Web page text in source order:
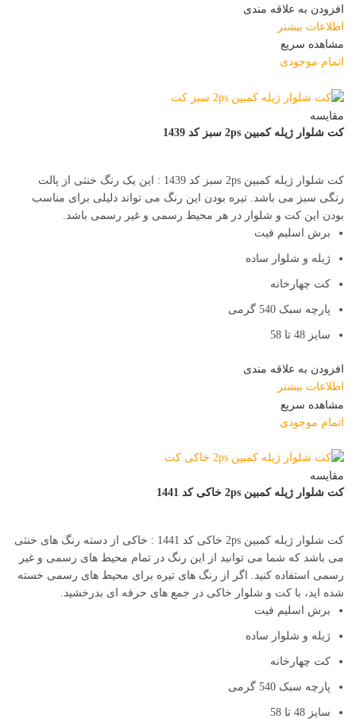
افزودن به علاقه مندی
اطلاعات بیشتر
مشاهده سریع
اتمام موجودی
مقایسه
کت شلوار ژیله کمبین 2ps سبز کد 1439
کت شلوار ژیله کمبین 2ps سبز کد 1439 : این یک رنگ خنثی از پالت
رنگی سبز می باشد. تیره بودن این رنگ می تواند دلیلی برای مناسب
بودن این کت و شلوار در هر محیط رسمی و غیر رسمی باشد.
برش اسلیم فیت
ژیله و شلوار ساده
کت چهارخانه
پارچه سبک 540 گرمی
سایز 48 تا 58
افزودن به علاقه مندی
اطلاعات بیشتر
مشاهده سریع
اتمام موجودی
مقایسه
کت شلوار ژیله کمبین 2ps خاکی کد 1441
کت شلوار ژیله کمبین 2ps خاکی کد 1441 : خاکی از دسته رنگ های خنثی
می باشد که شما می توانید از این رنگ در تمام محیط های رسمی و غیر
رسمی استفاده کنید. اگر از رنگ های تیره برای محیط های رسمی خسته
شده اید، با کت و شلوار خاکی در جمع های حرفه ای بدرخشید.
برش اسلیم فیت
ژیله و شلوار ساده
کت چهارخانه
پارچه سبک 540 گرمی
سایز 48 تا 58